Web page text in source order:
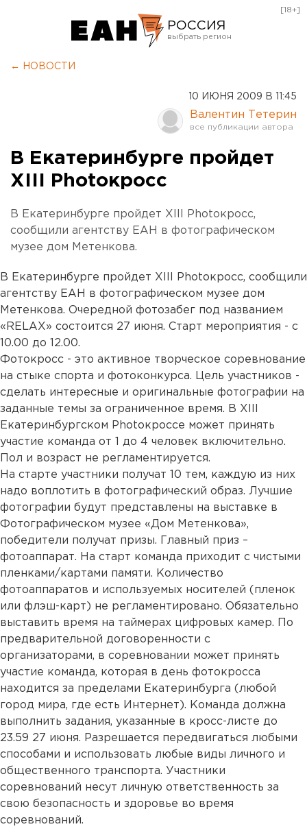
РОССИЯ
Курган
Оренбург
[18+]
← НОВОСТИ
10 ИЮНЯ 2009 В 11:45
Валентин Тетерин
В Екатеринбурге пройдет
XIII Photoкросс
В Екатеринбурге пройдет XIII Photoкросс,
сообщили агентству ЕАН в фотографическом
музее дом Метенкова.
В Екатеринбурге пройдет XIII Photoкросс, сообщили
агентству ЕАН в фотографическом музее дом
Метенкова. Очередной фотозабег под названием
«RELAX» состоится 27 июня. Старт мероприятия - с
10.00 до 12.00.
Фотокросс - это активное творческое соревнование
на стыке спорта и фотоконкурса. Цель участников -
сделать интересные и оригинальные фотографии на
заданные темы за ограниченное время. В XIII
Екатеринбургском Photoкроссе может принять
участие команда от 1 до 4 человек включительно.
Пол и возраст не регламентируется.
На старте участники получат 10 тем, каждую из них
надо воплотить в фотографический образ. Лучшие
фотографии будут представлены на выставке в
Фотографическом музее «Дом Метенкова»,
победители получат призы. Главный приз –
фотоаппарат. На старт команда приходит с чистыми
пленками/картами памяти. Количество
фотоаппаратов и используемых носителей (пленок
или флэш-карт) не регламентировано. Обязательно
выставить время на таймерах цифровых камер. По
предварительной договоренности с
организаторами, в соревновании может принять
участие команда, которая в день фотокросса
находится за пределами Екатеринбурга (любой
город мира, где есть Интернет). Команда должна
выполнить задания, указанные в кросс-листе до
23.59 27 июня. Разрешается передвигаться любыми
способами и использовать любые виды личного и
общественного транспорта. Участники
соревнований несут личную ответственность за
свою безопасность и здоровье во время
соревнований.